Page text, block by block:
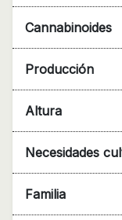
Cannabinoides
Producción
Altura
Necesidades
Familia